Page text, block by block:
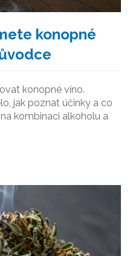
konopné
konopné víno.
jak poznat účinky a co
kombinaci alkoholu a